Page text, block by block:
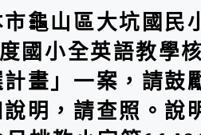
龜山區大坑國民
國小全英語教學
畫」一案，請鼓
明，請查照。說